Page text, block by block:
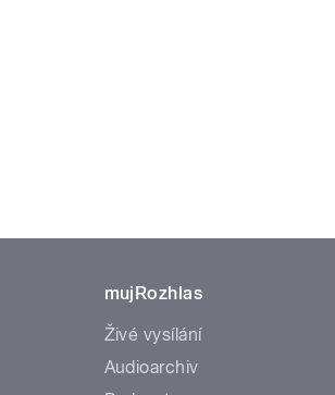
mujRozhlas
Živé vysílání
Audioarchiv